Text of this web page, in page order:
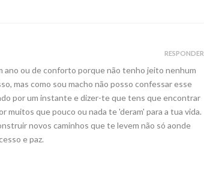
ano ou de conforto porque não tenho jeito nenhum
mas como sou macho não posso confessar esse
por um instante e dizer-te que tens que encontrar
muitos que pouco ou nada te 'deram' para a tua vida.
novos caminhos que te levem não só aonde
e paz.
RESPONDER